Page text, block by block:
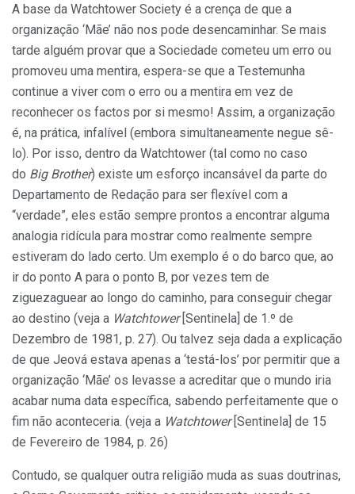
A base da Watchtower Society é a crença de que a
organização ‘Mãe’ não nos pode desencaminhar. Se mais
tarde alguém provar que a Sociedade cometeu um erro ou
promoveu uma mentira, espera-se que a Testemunha
continue a viver com o erro ou a mentira em vez de
reconhecer os factos por si mesmo! Assim, a organização
é, na prática, infalível (embora simultaneamente negue sê-
lo). Por isso, dentro da Watchtower (tal como no caso
do Big Brother) existe um esforço incansável da parte do
Departamento de Redação para ser flexível com a
“verdade”, eles estão sempre prontos a encontrar alguma
analogia ridícula para mostrar como realmente sempre
estiveram do lado certo. Um exemplo é o do barco que, ao
ir do ponto A para o ponto B, por vezes tem de
ziguezaguear ao longo do caminho, para conseguir chegar
ao destino (veja a Watchtower[Sentinela] de 1.º de
Dezembro de 1981, p. 27). Ou talvez seja dada a explicação
de que Jeová estava apenas a ‘testá-los’ por permitir que a
organização ‘Mãe’ os levasse a acreditar que o mundo iria
acabar numa data específica, sabendo perfeitamente que o
fim não aconteceria. (veja a Watchtower[Sentinela] de 15
de Fevereiro de 1984, p. 26)
Contudo, se qualquer outra religião muda as suas doutrinas,